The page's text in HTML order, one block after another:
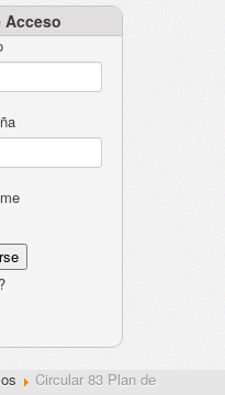
Acceso
Circular 83 Plan de